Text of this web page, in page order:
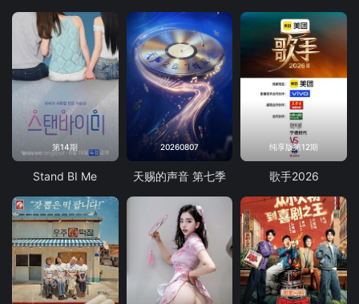
第14期
Stand BI Me
20260807
天赐的声音 第七季
纯享版第12期
歌手2026